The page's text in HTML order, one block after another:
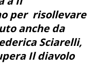
per risollevare
anche da
Sciarelli,
Il diavolo